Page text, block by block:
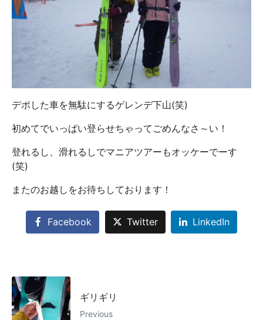
デポした車を無駄にするゲレンデ下山(笑)
初めてでいっぱい登らせちゃってごめんなさ～い！
登れるし、滑れるしでマニアツアーもオッケーでーす
(笑)
またのお越しをお待ちしております！
Facebook Twitter LinkedIn
ギリギリ
Previous